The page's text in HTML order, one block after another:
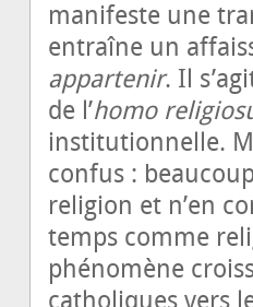
manifeste une
entraîne un
appartenir. Il
de l’homo
institutionnelle.
confus :
religion et n’en
temps comme
phénomène
catholiques vers